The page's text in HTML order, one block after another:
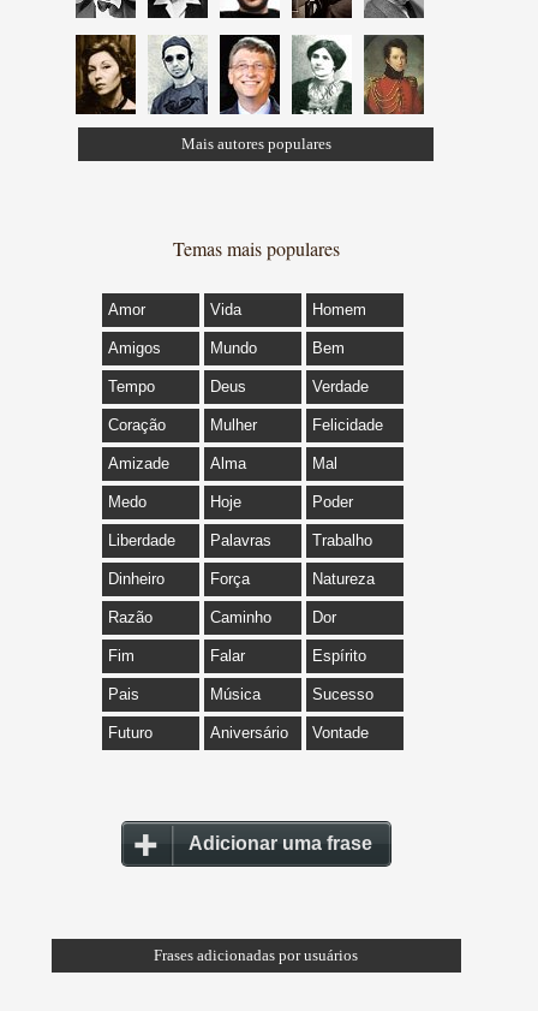
Mais autores populares
Temas mais populares
Amor Vida Homem
Amigos Mundo Bem
Tempo Deus Verdade
Coração Mulher Felicidade
Amizade Alma Mal
Medo Hoje Poder
Liberdade Palavras Trabalho
Dinheiro Força Natureza
Razão Caminho Dor
Fim Falar Espírito
Pais Música Sucesso
Futuro Aniversário Vontade
Adicionar uma frase
Frases adicionadas por usuários